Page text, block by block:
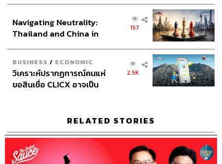
Graphic Designerธนิดา โตวิวัฒน์
Channel Team Leadสิทธิโชติ สุภาวรรณ์
Senior Channel Adminทศพล เพิ่มพูล
Online Community Admin
สิรินยา เจษฎาพงศ์ภักดี
THE STANDARD Shared Service Department
TAGS: Podcast
The Standard Podcast
The Secret Sauce
อินโดนีเซีย
Navigating Neutrality:
Thailand and China in
157
BUSINESS / ECONOMIC
วิเคราะห์ปรากฏการณ์คนแห่
ขอสินเชื่อ CLICX อาจเป็น
2.5K
RELATED STORIES